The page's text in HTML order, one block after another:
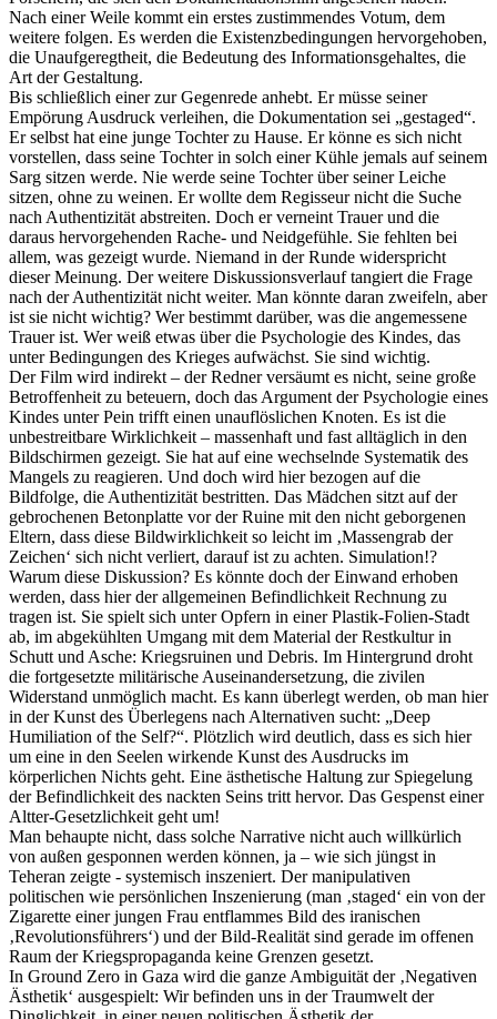
Nach einer Weile kommt ein erstes zustimmendes Votum, dem
weitere folgen. Es werden die Existenzbedingungen hervorgehoben,
die Unaufgeregtheit, die Bedeutung des Informationsgehaltes, die
Art der Gestaltung.
Bis schließlich einer zur Gegenrede anhebt. Er müsse seiner
Empörung Ausdruck verleihen, die Dokumentation sei „gestaged“.
Er selbst hat eine junge Tochter zu Hause. Er könne es sich nicht
vorstellen, dass seine Tochter in solch einer Kühle jemals auf seinem
Sarg sitzen werde. Nie werde seine Tochter über seiner Leiche
sitzen, ohne zu weinen. Er wollte dem Regisseur nicht die Suche
nach Authentizität abstreiten. Doch er verneint Trauer und die
daraus hervorgehenden Rache- und Neidgefühle. Sie fehlten bei
allem, was gezeigt wurde. Niemand in der Runde widerspricht
dieser Meinung. Der weitere Diskussionsverlauf tangiert die Frage
nach der Authentizität nicht weiter. Man könnte daran zweifeln, aber
ist sie nicht wichtig? Wer bestimmt darüber, was die angemessene
Trauer ist. Wer weiß etwas über die Psychologie des Kindes, das
unter Bedingungen des Krieges aufwächst. Sie sind wichtig.
Der Film wird indirekt – der Redner versäumt es nicht, seine große
Betroffenheit zu beteuern, doch das Argument der Psychologie eines
Kindes unter Pein trifft einen unauflöslichen Knoten. Es ist die
unbestreitbare Wirklichkeit – massenhaft und fast alltäglich in den
Bildschirmen gezeigt. Sie hat auf eine wechselnde Systematik des
Mangels zu reagieren. Und doch wird hier bezogen auf die
Bildfolge, die Authentizität bestritten. Das Mädchen sitzt auf der
gebrochenen Betonplatte vor der Ruine mit den nicht geborgenen
Eltern, dass diese Bildwirklichkeit so leicht im ‚Massengrab der
Zeichen‘ sich nicht verliert, darauf ist zu achten. Simulation!?
Warum diese Diskussion? Es könnte doch der Einwand erhoben
werden, dass hier der allgemeinen Befindlichkeit Rechnung zu
tragen ist. Sie spielt sich unter Opfern in einer Plastik-Folien-Stadt
ab, im abgekühlten Umgang mit dem Material der Restkultur in
Schutt und Asche: Kriegsruinen und Debris. Im Hintergrund droht
die fortgesetzte militärische Auseinandersetzung, die zivilen
Widerstand unmöglich macht. Es kann überlegt werden, ob man hier
in der Kunst des Überlegens nach Alternativen sucht: „Deep
Humiliation of the Self?“. Plötzlich wird deutlich, dass es sich hier
um eine in den Seelen wirkende Kunst des Ausdrucks im
körperlichen Nichts geht. Eine ästhetische Haltung zur Spiegelung
der Befindlichkeit des nackten Seins tritt hervor. Das Gespenst einer
Altter-Gesetzlichkeit geht um!
Man behaupte nicht, dass solche Narrative nicht auch willkürlich
von außen gesponnen werden können, ja – wie sich jüngst in
Teheran zeigte - systemisch inszeniert. Der manipulativen
politischen wie persönlichen Inszenierung (man ‚staged‘ ein von der
Zigarette einer jungen Frau entflammes Bild des iranischen
‚Revolutionsführers‘) und der Bild-Realität sind gerade im offenen
Raum der Kriegspropaganda keine Grenzen gesetzt.
In Ground Zero in Gaza wird die ganze Ambiguität der ‚Negativen
Ästhetik‘ ausgespielt: Wir befinden uns in der Traumwelt der